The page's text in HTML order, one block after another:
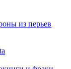
из перьев